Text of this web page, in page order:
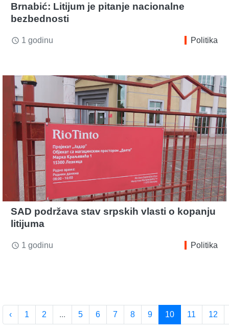
Brnabić: Litijum je pitanje nacionalne
bezbednosti
access_time 1 godinu Politika
SAD podržava stav srpskih vlasti o kopanju
litijuma
access_time 1 godinu Politika
‹ 1 2 ... 5 6 7 8 9 10 11 12